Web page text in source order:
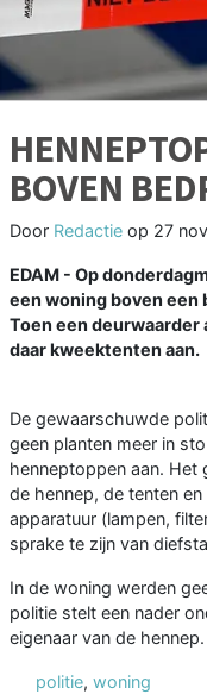
BOVEN
Door Redactie op 27
EDAM - Op
een woning boven een
Toen een deurwaarder
daar kweektenten aan.
De gewaarschuwde
geen planten meer in
henneptoppen aan. Het
de hennep, de tenten
apparatuur (lampen,
sprake te zijn van
In de woning werden
politie stelt een nader
eigenaar van de hennep.
politie, woning